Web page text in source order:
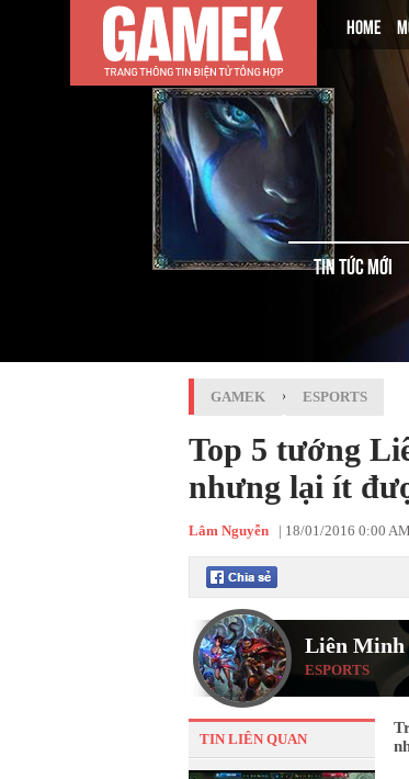
HOME
TIN TỨC MỚI
GAMEK › ESPORTS
Top 5 tướng
nhưng lại ít
Lâm Nguyễn | 18/01/2016 0:00 AM
Liên Minh
ESPORTS
TIN LIÊN QUAN